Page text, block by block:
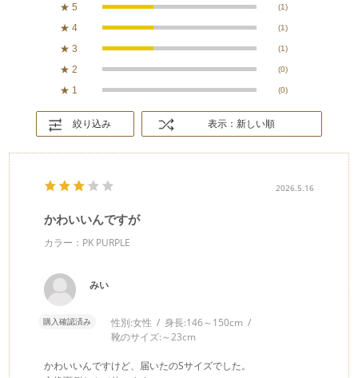
★ 5 (1)
★ 4 (1)
★ 3 (1)
★ 2 (0)
★ 1 (0)
絞り込み 表示：新しい順
2026.5.16
かわいいんですが
カラー：PK PURPLE
みい
購入確認済み 性別:女性 身長:146～150cm
靴のサイズ:～23cm
かわいいんですけど、届いたのSサイズでした。